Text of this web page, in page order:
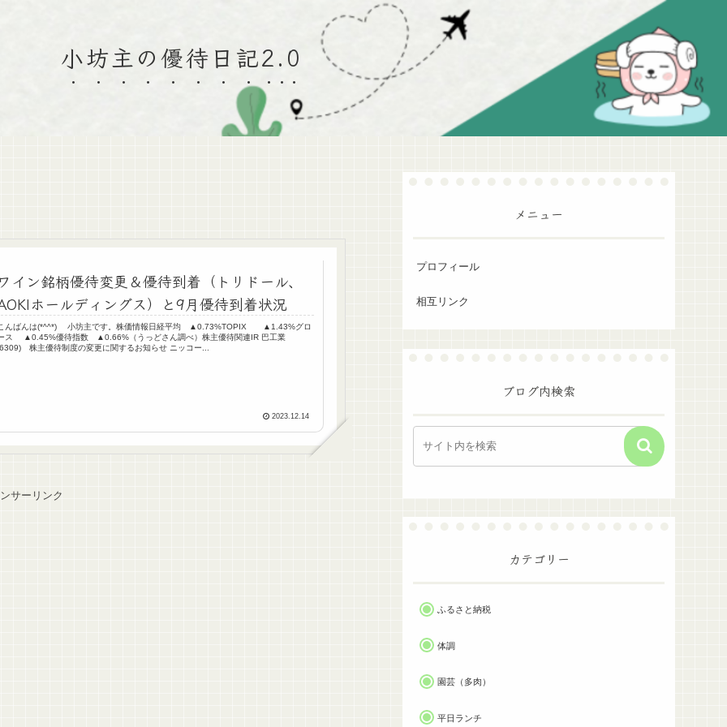
小坊主の優待日記2.0
イン銘柄優待変更＆優待到着（トリドール、
ホールディングス）と9月優待到着状況
んばんは(*^^*) 小坊主です。株価情報日経平均 ▲0.73%TOPIX ▲1.43%グロ
ス ▲0.45%優待指数 ▲0.66%（うっどさん調べ）株主優待関連IR 巴工業
株主優待制度の変更に関するお知らせ ニッコー...
2023.12.14
サーリンク
メニュー
プロフィール
相互リンク
ブログ内検索
カテゴリー
ふるさと納税
体調
園芸（多肉）
平日ランチ